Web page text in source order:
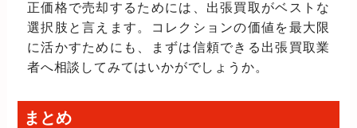
正価格で売却するためには、出張買取がベストな
選択肢と言えます。コレクションの価値を最大限
に活かすためにも、まずは信頼できる出張買取業
者へ相談してみてはいかがでしょうか。
まとめ